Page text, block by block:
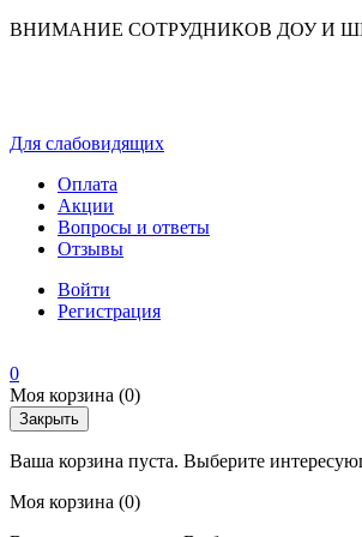
ВНИМАНИЕ СОТРУДНИКОВ ДОУ И ШКОЛ!
Для слабовидящих
Оплата
Акции
Вопросы и ответы
Отзывы
Войти
Регистрация
0
Моя корзина (0)
Закрыть
Ваша корзина пуста. Выберите
Моя корзина (0)